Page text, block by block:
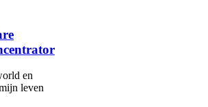
en
leven